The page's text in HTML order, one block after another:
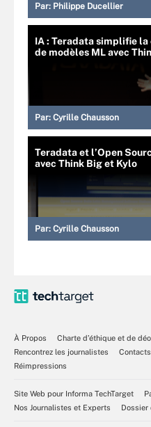
Par: Philippe Ducellier
IA : Teradata simplifie
de modèles ML avec
Par: Cyrille Chausson
Teradata et l’Open
avec Think Big et Kylo
Par: Cyrille Chausson
À Propos
Charte d’éthique et de
Rencontrez les journalistes
Contacts
Réimpressions
Site Web pour Informa TechTarget
Nos Journalistes et Experts
Dossier